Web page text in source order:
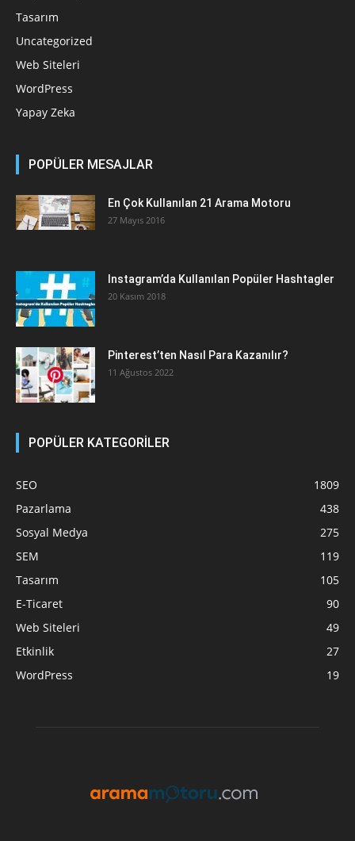
Tasarım
Uncategorized
Web Siteleri
WordPress
Yapay Zeka
POPÜLER MESAJLAR
En Çok Kullanılan 21 Arama Motoru
27 Mayıs 2016
Instagram’da Kullanılan Popüler Hashtagler
20 Kasım 2018
Pinterest’ten Nasıl Para Kazanılır?
11 Ağustos 2022
POPÜLER KATEGORİLER
SEO
1809
Pazarlama
438
Sosyal Medya
275
SEM
119
Tasarım
105
E-Ticaret
90
Web Siteleri
49
Etkinlik
27
WordPress
19